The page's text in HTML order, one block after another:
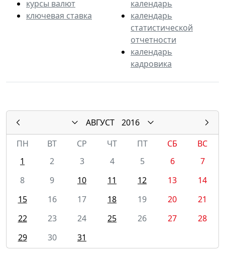
курсы валют
ключевая ставка
календарь
календарь
статистической
отчетности
календарь
кадровика
АВГУСТ
2016
ПН
ВТ СР ЧТ ПТ СБ
ВС
1
2 3 4 5 6
7
8
9 10 11 12 13
14
15
16 17 18 19 20
21
22
23 24 25 26 27
28
29
30 31